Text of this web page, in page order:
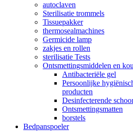
autoclaven
Sterilisatie trommels
Tissuepakker
thermosealmachines
Germicide lamp
zakjes en rollen
sterilisatie Tests
Ontsmettingsmiddelen en
Antibacteriële gel
Persoonlijke
producten
Desinfecterende
Ontsmettingsmatten
borstels
Bedpanspoeler